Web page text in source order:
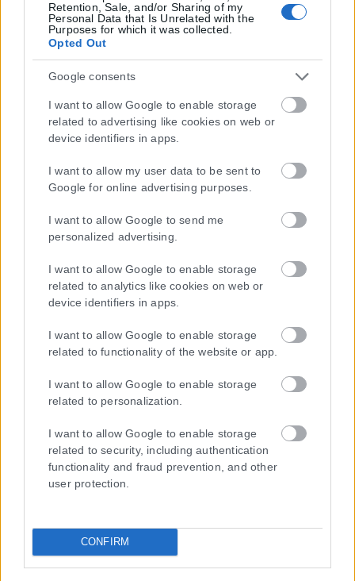
Retention, Sale, and/or Sharing of my
Personal Data that Is Unrelated with the
Purposes for which it was collected.
Opted Out
Google consents
I want to allow Google to enable storage
related to advertising like cookies on web or
device identifiers in apps.
I want to allow my user data to be sent to
Google for online advertising purposes.
I want to allow Google to send me
personalized advertising.
I want to allow Google to enable storage
related to analytics like cookies on web or
device identifiers in apps.
I want to allow Google to enable storage
related to functionality of the website or app.
I want to allow Google to enable storage
related to personalization.
I want to allow Google to enable storage
related to security, including authentication
functionality and fraud prevention, and other
user protection.
CONFIRM
Η εταιρεία με την επωνυμία “POLITICAL MEDIA GROUP A.E.” και κατ’
επέκταση η ιστοσελίδα που κατέχει αυτή “www.karfitsa.gr”
1ης Μαρτίου 2018 σχετικά με τα μέτρα για την αποτελεσματική
αντιμετώπιση του παράνομου περιεχομένου στο διαδίκτυο (L 63).
ΤΑ ΠΡΩΤΟΣΕΛΙΔΑ ΣΗΜΕΡΑ